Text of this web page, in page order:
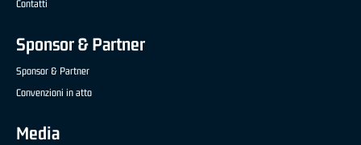
Contatti
Sponsor & Partner
Sponsor & Partner
Convenzioni in atto
Media